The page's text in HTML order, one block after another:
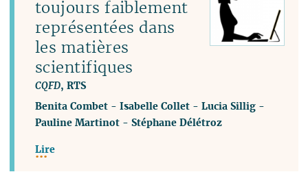
toujours faiblement
représentées dans
les matières
scientifiques
CQFD, RTS
Benita Combet -Isabelle Collet -Lucia Sillig -
Pauline Martinot -Stéphane Délétroz
Lire